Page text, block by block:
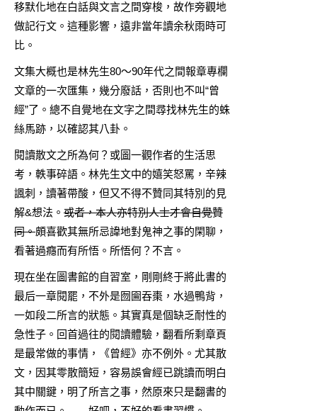
移默化地在白話與文言之間穿梭，故作旁觀地
做記行文。這種影響，遠非當年讀余秋雨時可
比。
文集大概也是林先生80～90年代之間報章專欄
文章的一次匯集，幾分廢話，否則也不叫“曾
經”了。總不自覺地在文字之間尋找林先生的蛛
絲馬跡，以確認其八卦。
閱讀散文之所為何？或圖一觀作者的生活思
考，軼事碎語。林先生文中的嬉笑怒罵，辛辣
諷刺，讀著帶酸，但又不得不贊同其特別的見
解&想法。 或者，本人亦特別人士才會自覺贊
同。頗喜歡其無所忌諱地對鬼神之事的閑聊，
看著過癮而有所悟。所悟何？不言。
現在坐在圖書館的自習室，剛剛終于將此書的
最后一章閱罷，不外是囫圇吞棗，水過鴨背，
一如段二所言的狀態。其實真是個缺乏耐性的
急性子。回首過往的閱讀體驗，翻看所剩章頁
是最常做的事情，《曾經》亦不例外。尤其散
文，因其零散簡短，容易誤會經已跳讀而明白
其中關鍵，明了所言之事，然原來只是翻書的